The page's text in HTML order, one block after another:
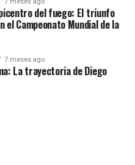
7 meses ago
del fuego: El triunfo
el Campeonato Mundial de la
7 meses ago
La trayectoria de Diego